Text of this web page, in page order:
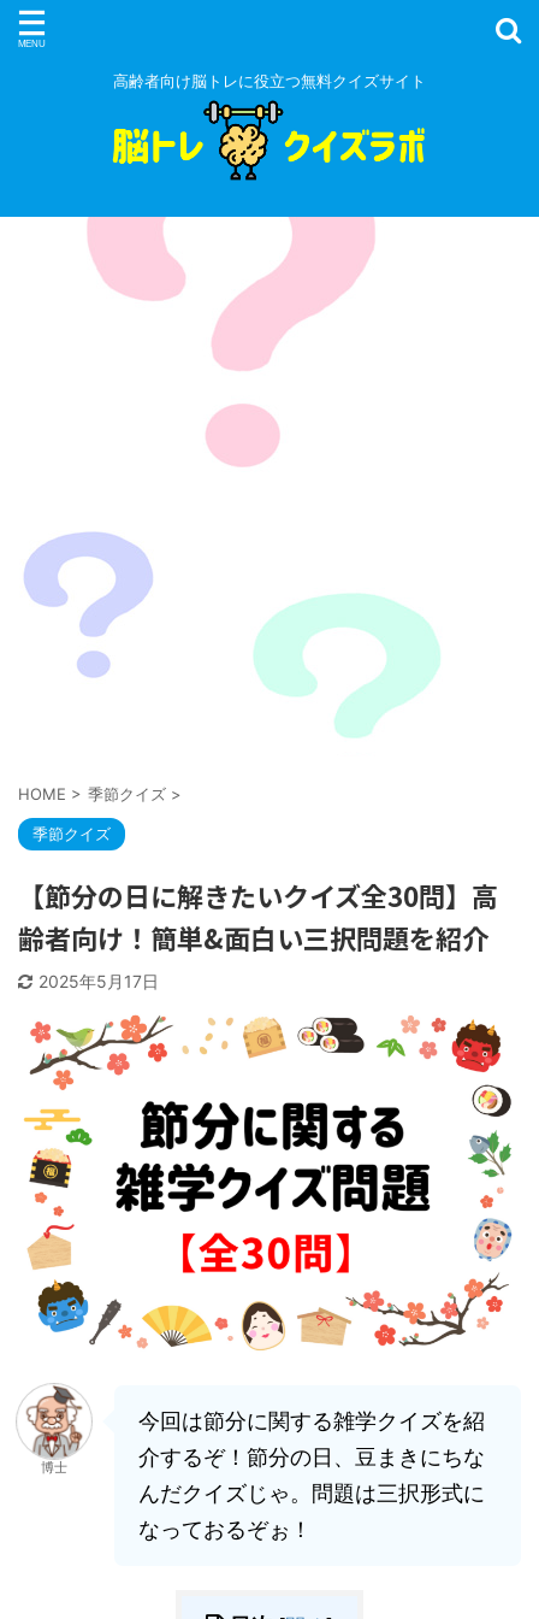
高齢者向け脳トレに役立つ無料クイズサイト
HOME > 季節クイズ >
季節クイズ
【節分の日に解きたいクイズ全30問】高
齢者向け！簡単&面白い三択問題を紹介
2025年5月17日
博士
今回は節分に関する雑学クイズを紹
介するぞ！節分の日、豆まきにちな
んだクイズじゃ。問題は三択形式に
なっておるぞぉ！